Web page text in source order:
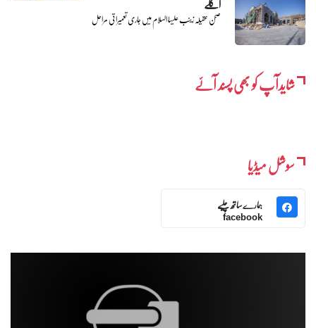
صحن عقیلہ زینب علیہا السلام میں جاری تعمیراتی مراحل
شایدآپ کو بھی پسند آئے
سوشل میڈیا
ہمارے ساتھ چلیے
facebook